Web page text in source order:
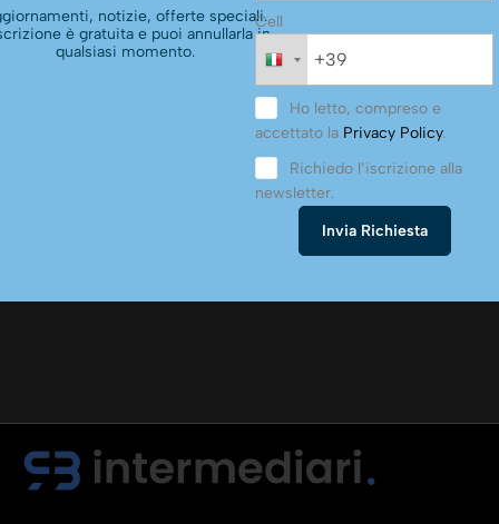
notizie, offerte speciali.
è gratuita e puoi annullarla in
qualsiasi momento.
Cell
Ho letto, compreso e
accettato la Privacy Policy.
Richiedo l’iscrizione alla
newsletter.